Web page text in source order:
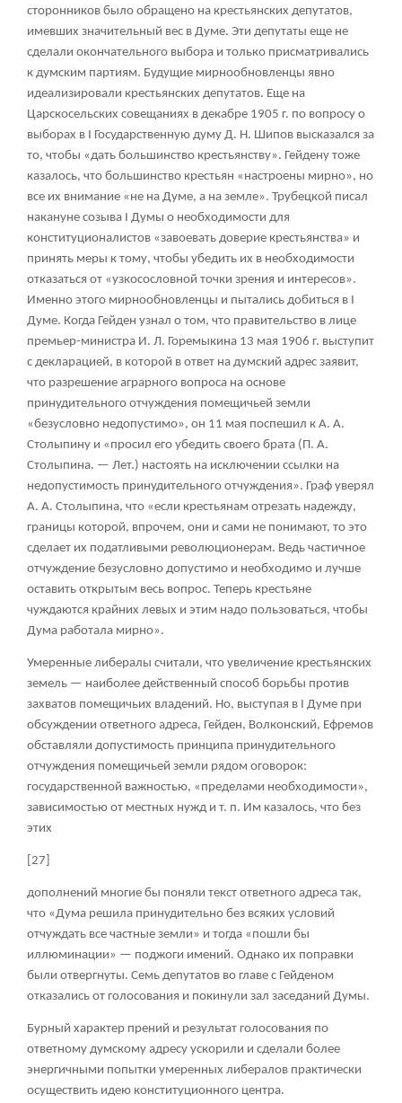
сторонников было обращено на крестьянских депутатов,
имевших значительный вес в Думе. Эти депутаты еще не
сделали окончательного выбора и только присматривались
к думским партиям. Будущие мирнообновленцы явно
идеализировали крестьянских депутатов. Еще на
Царскосельских совещаниях в декабре 1905 г. по вопросу о
выборах в I Государственную думу Д. Н. Шипов высказался за
то, чтобы «дать большинство крестьянству». Гейдену тоже
казалось, что большинство крестьян «настроены мирно», но
все их внимание «не на Думе, а на земле». Трубецкой писал
накануне созыва I Думы о необходимости для
конституционалистов «завоевать доверие крестьянства» и
принять меры к тому, чтобы убедить их в необходимости
отказаться от «узкосословной точки зрения и интересов».
Именно этого мирнообновленцы и пытались добиться в I
Думе. Когда Гейден узнал о том, что правительство в лице
премьер-министра И. Л. Горемыкина 13 мая 1906 г. выступит
с декларацией, в которой в ответ на думский адрес заявит,
что разрешение аграрного вопроса на основе
принудительного отчуждения помещичьей земли
«безусловно недопустимо», он 11 мая поспешил к А. А.
Столыпину и «просил его убедить своего брата (П. А.
Столыпина. — Лет.) настоять на исключении ссылки на
недопустимость принудительного отчуждения». Граф уверял
А. А. Столыпина, что «если крестьянам отрезать надежду,
границы которой, впрочем, они и сами не понимают, то это
сделает их податливыми революционерам. Ведь частичное
отчуждение безусловно допустимо и необходимо и лучше
оставить открытым весь вопрос. Теперь крестьяне
чуждаются крайних левых и этим надо пользоваться, чтобы
Дума работала мирно».
Умеренные либералы считали, что увеличение крестьянских
земель — наиболее действенный способ борьбы против
захватов помещичьих владений. Но, выступая в I Думе при
обсуждении ответного адреса, Гейден, Волконский, Ефремов
обставляли допустимость принципа принудительного
отчуждения помещичьей земли рядом оговорок:
государственной важностью, «пределами необходимости»,
зависимостью от местных нужд и т. п. Им казалось, что без
этих
[27]
дополнений многие бы поняли текст ответного адреса так,
что «Дума решила принудительно без всяких условий
отчуждать все частные земли» и тогда «пошли бы
иллюминации» — поджоги имений. Однако их поправки
были отвергнуты. Семь депутатов во главе с Гейденом
отказались от голосования и покинули зал заседаний Думы.
Бурный характер прений и результат голосования по
ответному думскому адресу ускорили и сделали более
энергичными попытки умеренных либералов практически
осуществить идею конституционного центра.